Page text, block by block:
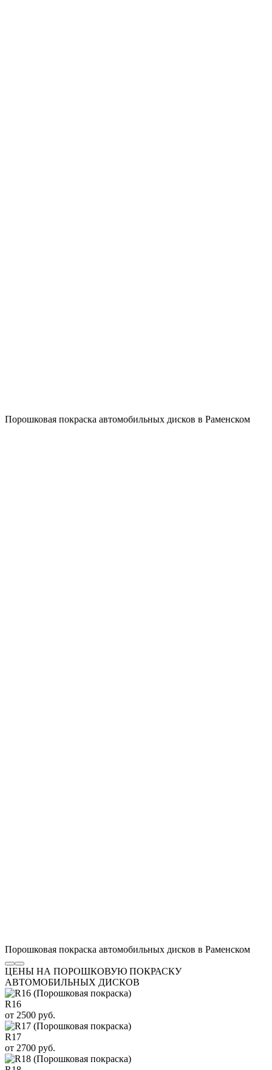
Порошковая покраска автомобильных дисков в Раменском
Порошковая покраска автомобильных дисков в Раменском
ЦЕНЫ НА ПОРОШКОВУЮ ПОКРАСКУ
АВТОМОБИЛЬНЫХ ДИСКОВ
R16
от 2500 руб.
R17
от 2700 руб.